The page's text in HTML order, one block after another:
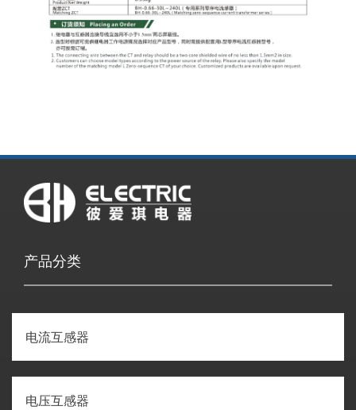
产品分类
电流互感器
电压互感器